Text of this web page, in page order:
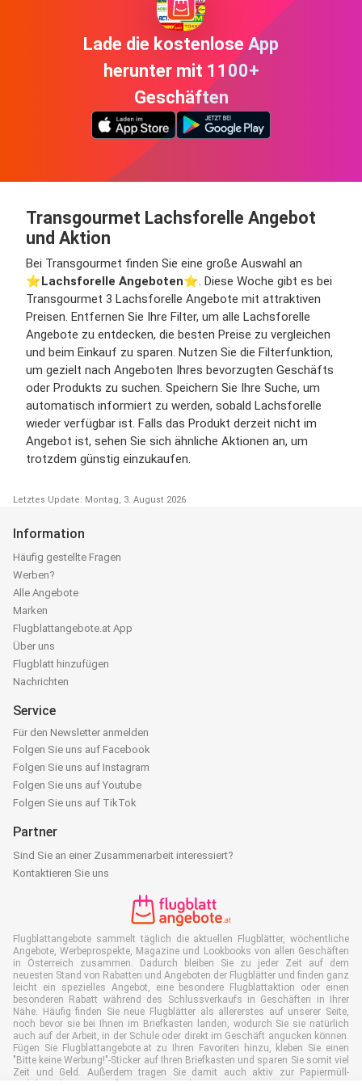
Lade die kostenlose App
herunter mit 1100+
Geschäften
Transgourmet Lachsforelle Angebot
und Aktion
Bei Transgourmet finden Sie eine große Auswahl an
⭐️Lachsforelle Angeboten⭐️. Diese Woche gibt es bei
Transgourmet 3 Lachsforelle Angebote mit attraktiven
Preisen. Entfernen Sie Ihre Filter, um alle Lachsforelle
Angebote zu entdecken, die besten Preise zu vergleichen
und beim Einkauf zu sparen. Nutzen Sie die Filterfunktion,
um gezielt nach Angeboten Ihres bevorzugten Geschäfts
oder Produkts zu suchen. Speichern Sie Ihre Suche, um
automatisch informiert zu werden, sobald Lachsforelle
wieder verfügbar ist. Falls das Produkt derzeit nicht im
Angebot ist, sehen Sie sich ähnliche Aktionen an, um
trotzdem günstig einzukaufen.
Letztes Update: Montag, 3. August 2026
Information
Häufig gestellte Fragen
Werben?
Alle Angebote
Marken
Flugblattangebote.at App
Über uns
Flugblatt hinzufügen
Nachrichten
Service
Für den Newsletter anmelden
Folgen Sie uns auf Facebook
Folgen Sie uns auf Instagram
Folgen Sie uns auf Youtube
Folgen Sie uns auf TikTok
Partner
Sind Sie an einer Zusammenarbeit interessiert?
Kontaktieren Sie uns
Flugblattangebote sammelt täglich die aktuellen Flugblätter, wöchentliche
Angebote, Werbeprospekte, Magazine und Lookbooks von allen Geschäften
in Österreich zusammen. Dadurch bleiben Sie zu jeder Zeit auf dem
neuesten Stand von Rabatten und Angeboten der Flugblätter und finden ganz
leicht ein spezielles Angebot, eine besondere Flugblattaktion oder einen
besonderen Rabatt während des Schlussverkaufs in Geschäften in Ihrer
Nähe. Häufig finden Sie neue Flugblätter als allererstes auf unserer Seite,
noch bevor sie bei Ihnen im Briefkasten landen, wodurch Sie sie natürlich
auch auf der Arbeit, in der Schule oder direkt im Geschäft angucken können.
Fügen Sie Flugblattangebote.at zu Ihren Favoriten hinzu, kleben Sie einen
"Bitte keine Werbung!"-Sticker auf Ihren Briefkasten und sparen Sie somit viel
Zeit und Geld. Außerdem tragen Sie damit auch aktiv zur Papiermüll-